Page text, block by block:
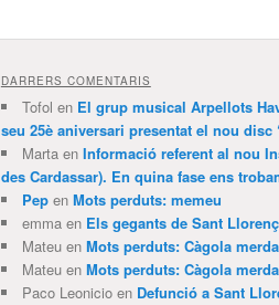
DARRERS COMENTARIS
Tofol en El grup musical Arpellots
seu 25è aniversari presentat el nou disc
Martaen Informació referent al nou
des Cardassar). En quina fase ens
Pepen Mots perduts: memeu
emmaen Els gegants de Sant
Mateuen Mots perduts: Càgola
Mateuen Mots perduts: Càgola
Paco Leonicioen Defunció a Sant